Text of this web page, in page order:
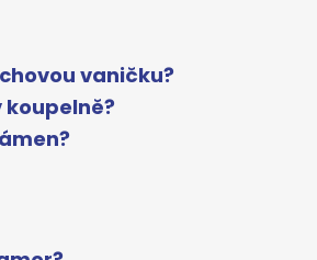
vaničku?
koupelně?